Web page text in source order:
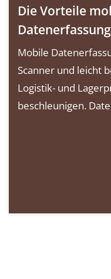
Die Vorteile
Datenerfassung
Mobile
Scanner und leicht
Logistik- und
beschleunigen.